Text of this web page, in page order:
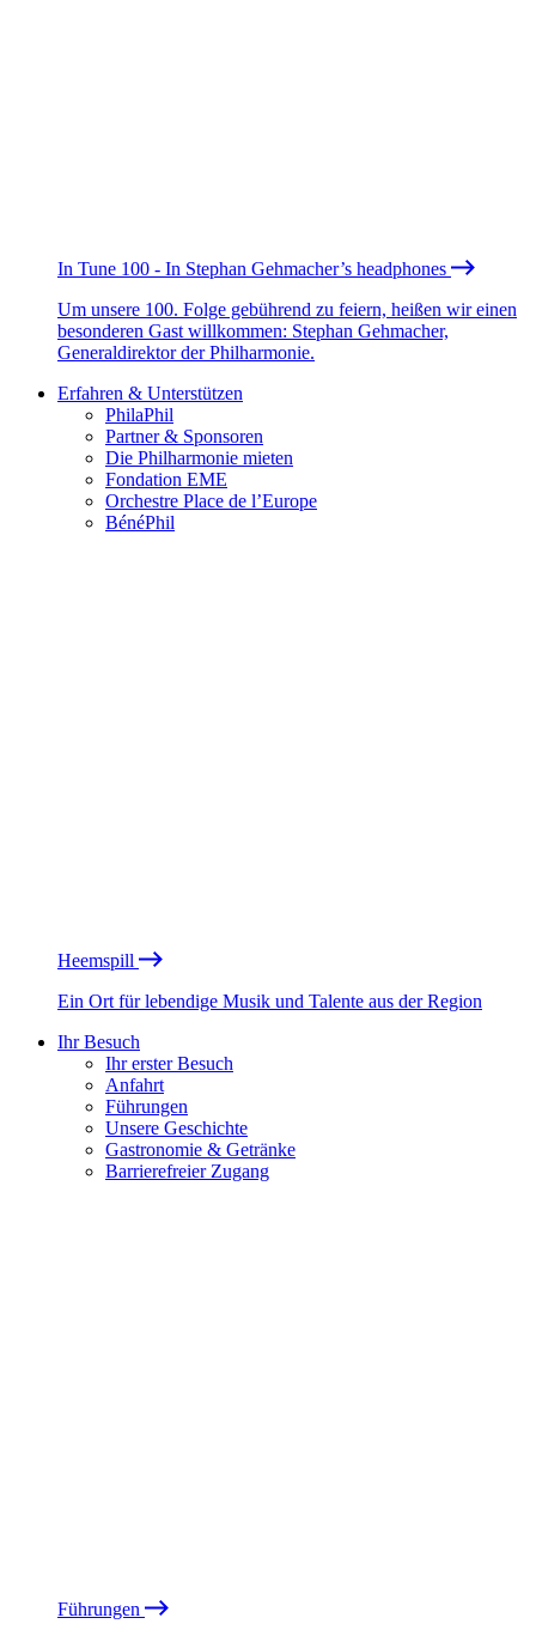
In Tune 100 - In Stephan Gehmacher’s headphones
Um unsere 100. Folge gebührend zu feiern, heißen wir einen
besonderen Gast willkommen: Stephan Gehmacher,
Generaldirektor der Philharmonie.
Erfahren & Unterstützen
PhilaPhil
Partner & Sponsoren
Die Philharmonie mieten
Fondation EME
Orchestre Place de l’Europe
BénéPhil
Heemspill
Ein Ort für lebendige Musik und Talente aus der Region
Ihr Besuch
Ihr erster Besuch
Anfahrt
Führungen
Unsere Geschichte
Gastronomie & Getränke
Barrierefreier Zugang
Führungen